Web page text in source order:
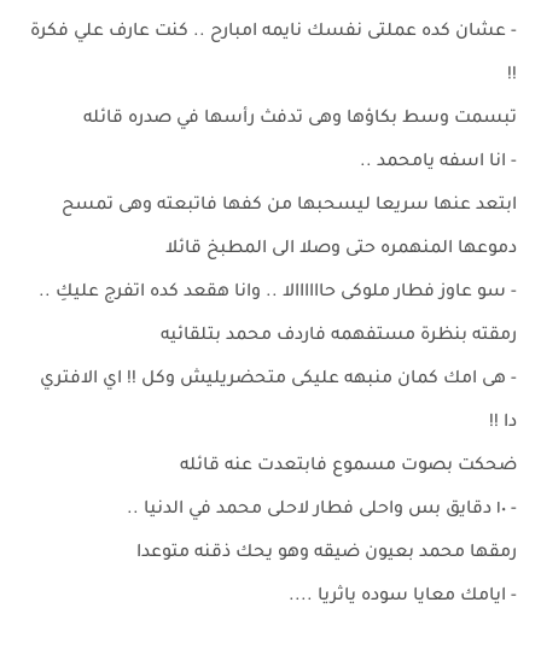
- عشان كده عملتى نفسك نايمه امبارح .. كنت عارف علي فكرة
!!
تبسمت وسط بكاؤها وهى تدفث رأسها في صدره قائله
- انا اسفه يامحمد ..
ابتعد عنها سريعا ليسحبها من كفها فاتبعته وهى تمسح
دموعها المنهمره حتى وصلا الى المطبخ قائلا
- سو عاوز فطار ملوكى حاااااالا .. وانا هقعد كده اتفرج عليكِ ..
رمقته بنظرة مستفهمه فاردف محمد بتلقائيه
- هى امك كمان منبهه عليكى متحضريليش وكل !! اي الافتري
دا !!
ضحكت بصوت مسموع فابتعدت عنه قائله
- ١٠ دقايق بس واحلى فطار لاحلى محمد في الدنيا ..
رمقها محمد بعيون ضيقه وهو يحك ذقنه متوعدا
- ايامك معايا سوده ياثريا ....